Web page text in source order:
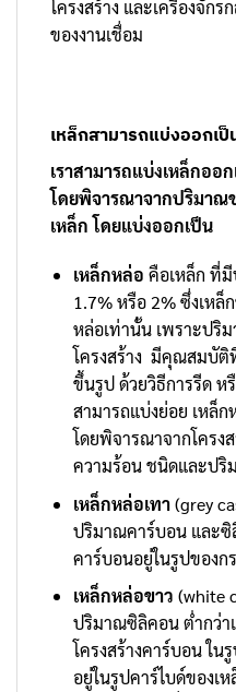
โครงสร้าง และเครื่องจัก
ของงานเชื่อม
เหล็กสามารถแบ่งออกเ
เราสามารถแบ่งเหล็กออ
โดยพิจารณาจากปริมาณ
เหล็ก โดยแบ่งออกเป็น
เหล็กหล่อ คือเหล็ก ที่
1.7% หรือ 2% ซึ่งเห
หล่อเท่านั้น เพราะปริ
โครงสร้าง มีคุณสมบัติ
ขึ้นรูป ด้วยวิธีการรีด ห
สามารถแบ่งย่อย เหล็
โดยพิจารณาจากโครง
ความร้อน ชนิดและปริ
เหล็กหล่อเทา(grey
ปริมาณคาร์บอน และซิ
คาร์บอนอยู่ในรูปของก
เหล็กหล่อขาว (white
ปริมาณซิลิคอน ต่ำกว่า
โครงสร้างคาร์บอน ใ
อยู่ในรูปคาร์ไบด์ของเ